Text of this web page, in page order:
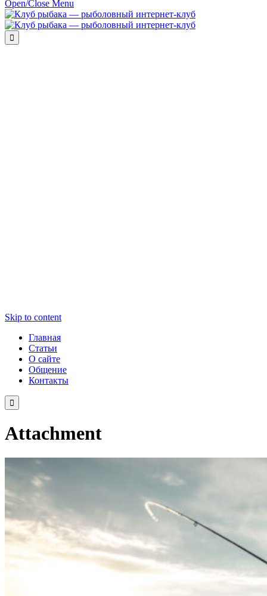
Open/Close Menu

Skip to content
Главная
Статьи
О сайте
Общение
Контакты

Attachment